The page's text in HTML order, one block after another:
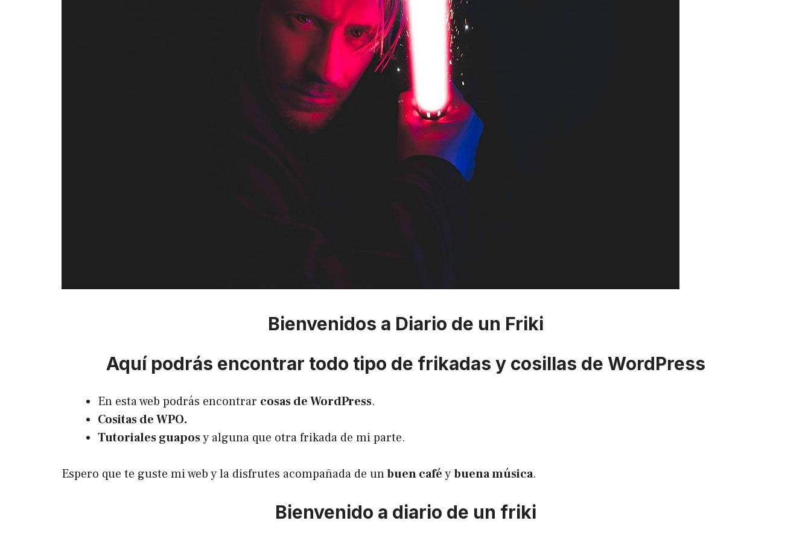
Bienvenidos a Diario de un Friki
Aquí podrás encontrar todo tipo de frikadas y cosillas de WordPress
En esta web podrás encontrar cosas de WordPress.
Cositas de WPO.
Tutoriales guaposy alguna que otra frikada de mi parte.
Espero que te guste mi web y la disfrutes acompañada de unbuen caféybuena música.
Bienvenido a diario de un friki